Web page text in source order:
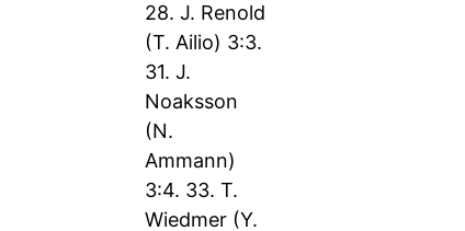
28. J. Renold
(T. Ailio) 3:3.
31. J.
Noaksson
(N.
Ammann)
3:4. 33. T.
Wiedmer (Y.